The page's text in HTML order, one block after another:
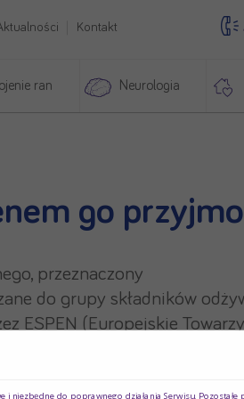
Kontakt
ran Neurologia
go
przeznaczony
do grupy składników
ESPEN (Europejskie
jamy brzusznej
niezbędne do poprawnego działania Serwisu. Pozostałe